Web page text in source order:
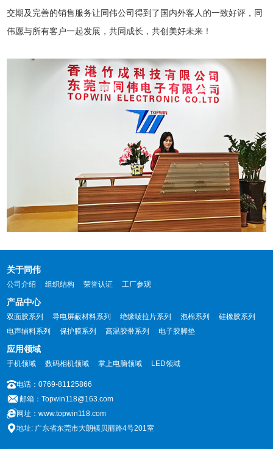
交期及完善的销售服务让同伟公司得到了国内外客人的一致好评，同
伟愿与所有客户一起发展，共同成长，共创美好未来！
关于同伟
公司介绍 组织结构 荣誉认证 工厂参观
产品中心
双面胶系列 导电屏蔽材料系列 绝缘唛拉片系列 泡棉系列
硅橡胶系列
电声辅料系列
保护膜系列 高温胶带系列 电子胶脚垫
应用领域
手机领域 数码相机领域 掌上电脑领域 LED领域
电话：0769-81125866
邮箱：Topwin118@163.com
网址：www.topwin118.com
地址: 广东省东莞市大朗镇贝丽路4号201室